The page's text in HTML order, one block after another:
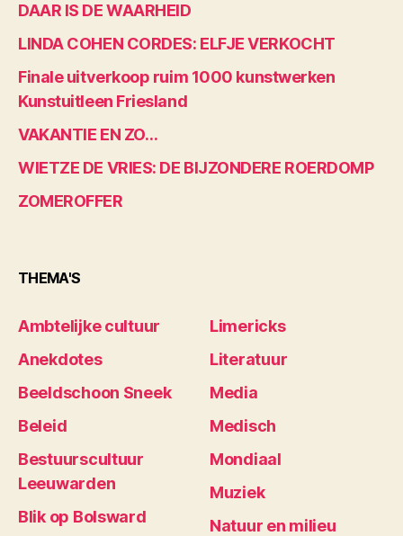
DAAR IS DE WAARHEID
LINDA COHEN CORDES: ELFJE VERKOCHT
Finale uitverkoop ruim 1000 kunstwerken
Kunstuitleen Friesland
VAKANTIE EN ZO…
WIETZE DE VRIES: DE BIJZONDERE ROERDOMP
ZOMEROFFER
THEMA'S
Ambtelijke cultuur
Anekdotes
Beeldschoon Sneek
Beleid
Bestuurscultuur
Leeuwarden
Blik op Bolsward
Limericks
Literatuur
Media
Medisch
Mondiaal
Muziek
Natuur en milieu